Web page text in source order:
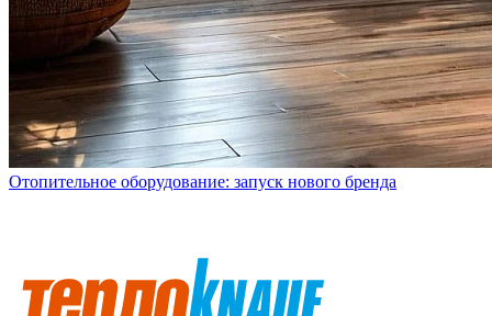
Отопительное оборудование: запуск нового бренда